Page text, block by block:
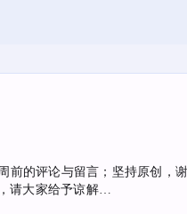
的评论与留言；坚持原创
请大家给予谅解…